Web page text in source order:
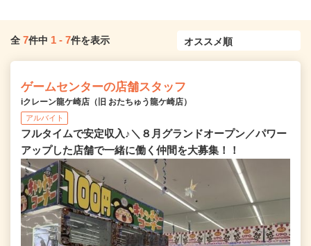
全 7件中 1 - 7件を表示
ゲームセンターの店舗スタッフ
iクレーン龍ケ崎店（旧 おたちゅう龍ケ崎店）
アルバイト
フルタイムで安定収入♪＼８月グランドオープン／パワー
アップした店舗で一緒に働く仲間を大募集！！